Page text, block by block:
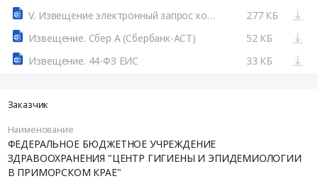
V. Извещение электронный запрос котировок 36 -26-ГЗ.doc
277 КБ
Извещение. Сбер А (Сбербанк-АСТ)
52 КБ
Извещение. 44-ФЗ ЕИС
33 КБ
Заказчик
Наименование
ФЕДЕРАЛЬНОЕ БЮДЖЕТНОЕ УЧРЕЖДЕНИЕ
ЗДРАВООХРАНЕНИЯ "ЦЕНТР ГИГИЕНЫ И ЭПИДЕМИОЛОГИИ
В ПРИМОРСКОМ КРАЕ"